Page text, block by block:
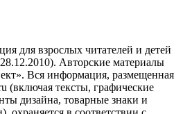
для взрослых читателей и детей
Авторские материалы
Вся информация, размещенная
(включая тексты, графические
дизайна, товарные знаки и